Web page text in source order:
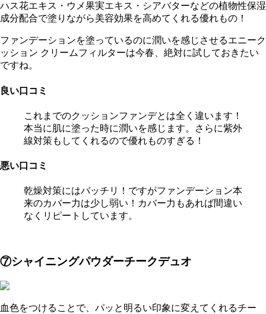
ハス花エキス・ウメ果実エキス・シアバターなどの植物性保湿
成分配合で塗りながら美容効果を高めてくれる優れもの！
ファンデーションを塗っているのに潤いを感じさせるエニーク
ッション クリームフィルターは今春、絶対に試しておきたい
ですね。
良い口コミ
これまでのクッションファンデとは全く違います！
本当に肌に塗った時に潤いを感じます。さらに紫外
線対策もしてくれるので優れものすぎる！
悪い口コミ
乾燥対策にはバッチリ！ですがファンデーション本
来のカバー力は少し弱い！カバー力もあれば間違い
なくリピートしています。
⑦シャイニングパウダーチークデュオ
血色をつけることで、パッと明るい印象に変えてくれるチー